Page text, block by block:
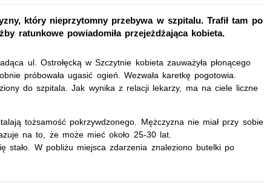
który nieprzytomny przebywa w szpitalu. Trafił tam po
ratunkowe powiadomiła przejeżdżająca kobieta.
ul. Ostrołęcką w Szczytnie kobieta zauważyła płonącego
próbowała ugasić ogień. Wezwała karetkę pogotowia.
do szpitala. Jak wynika z relacji lekarzy, ma na ciele liczne
tożsamość pokrzywdzonego. Mężczyzna nie miał przy sobie
na to, że może mieć około 25-30 lat.
stało. W pobliżu miejsca zdarzenia znaleziono butelki po